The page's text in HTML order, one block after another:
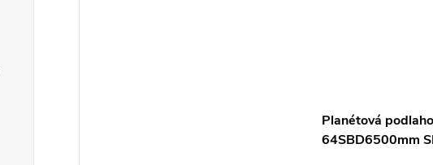
Planétová
64SBD6500mm